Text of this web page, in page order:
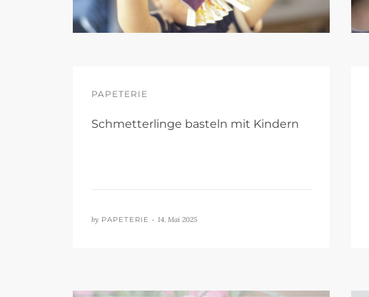
PAPETERIE
Schmetterlinge basteln mit Kindern
by PAPETERIE • 14. Mai 2025